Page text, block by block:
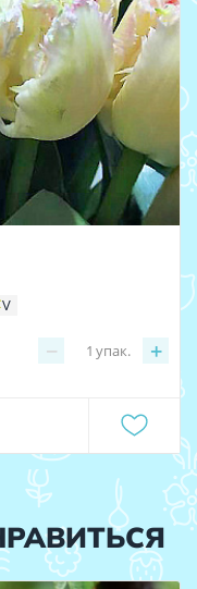
V
− +
1 упак.